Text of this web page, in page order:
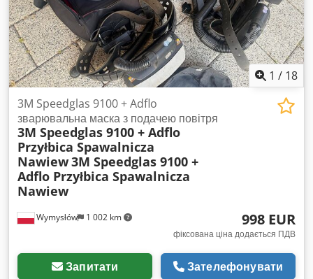
230 В Споживана потужність: 2 кВт Вага: 180 кг Габарити:
1500 x 750 x 1200 мм Djdezdar Hspfx Aagskr
1 / 18
Wymysłów 1 002 km
3M Speedglas 9100 + Adflo
зварювальна маска з подачею повітря
3M Speedglas 9100 + Adflo
Przyłbica Spawalnicza
Nawiew3M Speedglas 9100 +
Adflo Przyłbica Spawalnicza
Nawiew
998 EUR
фіксована ціна додається ПДВ
Запитати Зателефонувати